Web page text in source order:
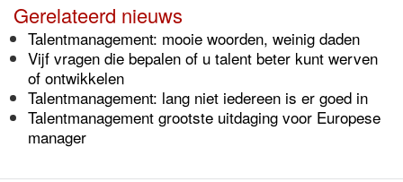
Gerelateerd nieuws
Talentmanagement: mooie woorden, weinig daden
Vijf vragen die bepalen of u talent beter kunt werven
of ontwikkelen
Talentmanagement: lang niet iedereen is er goed in
Talentmanagement grootste uitdaging voor Europese
manager